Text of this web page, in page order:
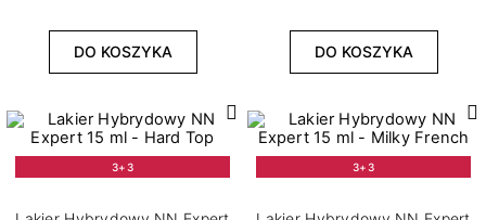
DO KOSZYKA DO KOSZYKA
3+3 3+3